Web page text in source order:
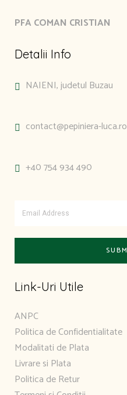
PFA COMAN CRISTIAN
Detalii Info
NAIENI, judetul Buzau
contact@pepiniera-luca.ro
+40 754 934 490
Link-Uri Utile
ANPC
Politica de Confidentialitate
Modalitati de Plata
Livrare si Plata
Politica de Retur